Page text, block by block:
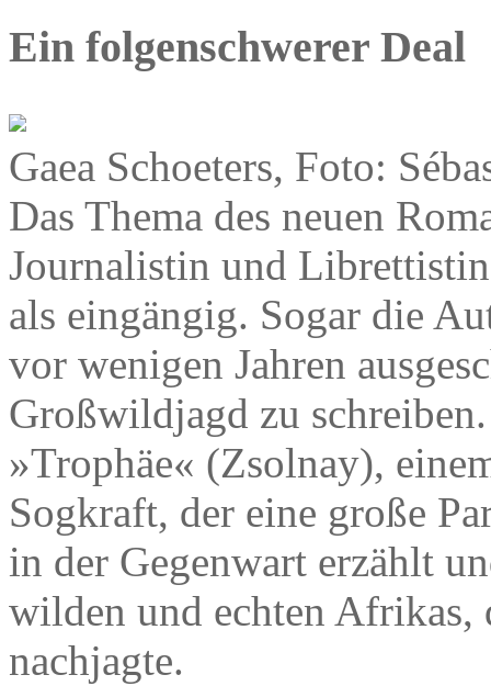
Ein folgenschwerer Deal
Gaea Schoeters, Foto:
Das Thema des neuen
Journalistin und Librettistin
als eingängig. Sogar die
vor wenigen Jahren
Großwildjagd zu
»Trophäe« (Zsolnay),
Sogkraft, der eine große
in der Gegenwart erzählt
wilden und echten Afrikas,
nachjagte.